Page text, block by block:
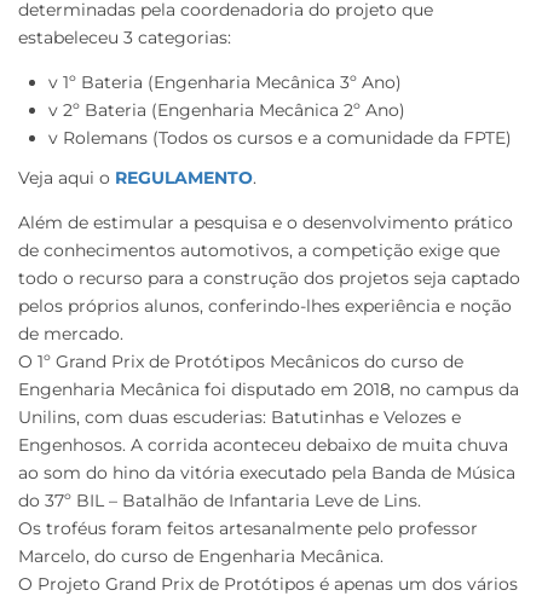
determinadas pela coordenadoria do projeto que
estabeleceu 3 categorias:
v 1º Bateria (Engenharia Mecânica 3º Ano)
v 2º Bateria (Engenharia Mecânica 2º Ano)
v Rolemans (Todos os cursos e a comunidade da FPTE)
Veja aqui o REGULAMENTO.
Além de estimular a pesquisa e o desenvolvimento prático
de conhecimentos automotivos, a competição exige que
todo o recurso para a construção dos projetos seja captado
pelos próprios alunos, conferindo-lhes experiência e noção
de mercado.
O 1º Grand Prix de Protótipos Mecânicos do curso de
Engenharia Mecânica foi disputado em 2018, no campus da
Unilins, com duas escuderias: Batutinhas e Velozes e
Engenhosos. A corrida aconteceu debaixo de muita chuva
ao som do hino da vitória executado pela Banda de Música
do 37º BIL – Batalhão de Infantaria Leve de Lins.
Os troféus foram feitos artesanalmente pelo professor
Marcelo, do curso de Engenharia Mecânica.
O Projeto Grand Prix de Protótipos é apenas um dos vários